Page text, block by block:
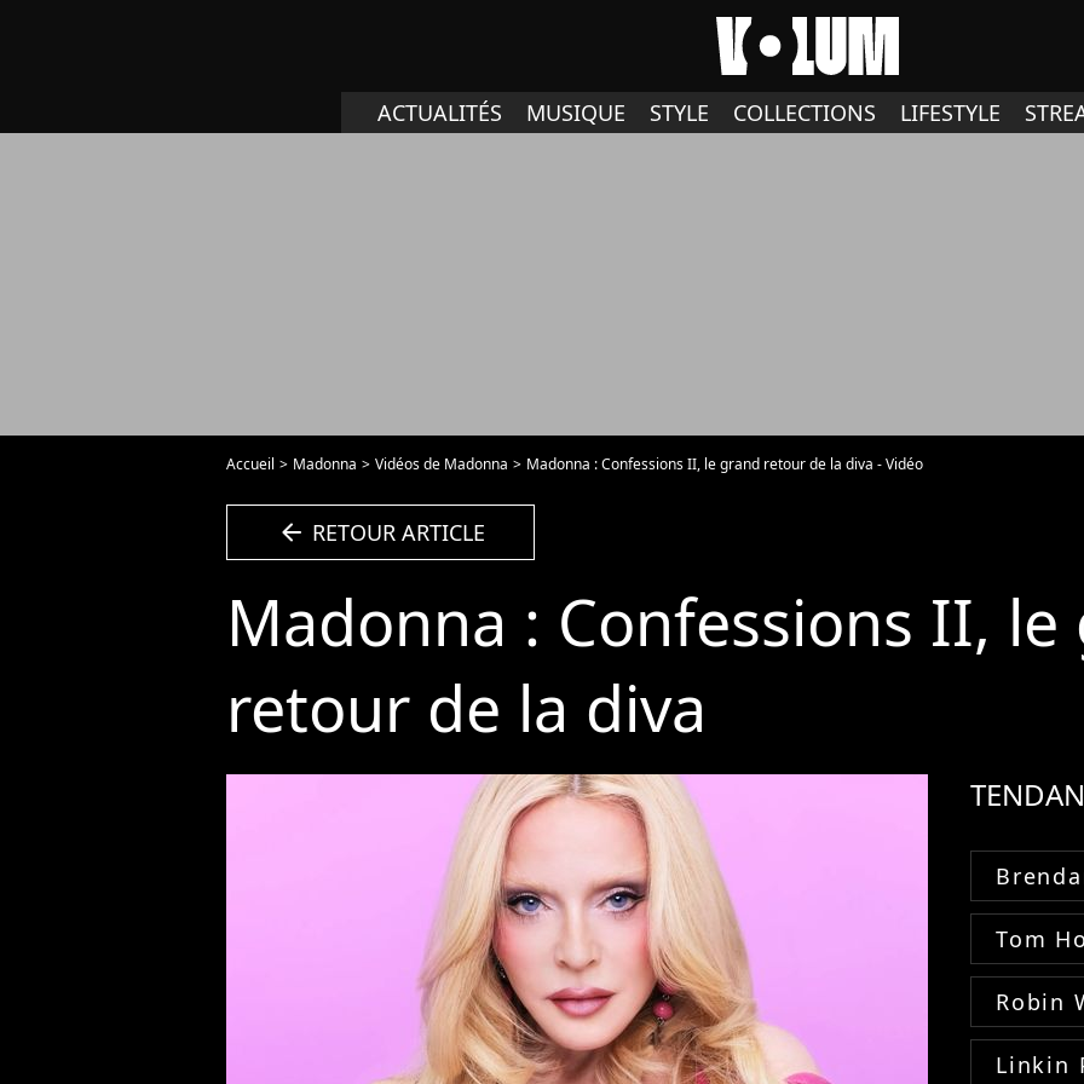
ACTUALITÉS MUSIQUE STYLE COLLECTIONS LIFESTYLE
Accueil Madonna Vidéos de Madonna Madonna : Confessions II, le grand retour de la diva - Vidéo
arrow_left RETOUR ARTICLE
Madonna : Confessions II, le
retour de la diva
Tom
Robin
Linkin